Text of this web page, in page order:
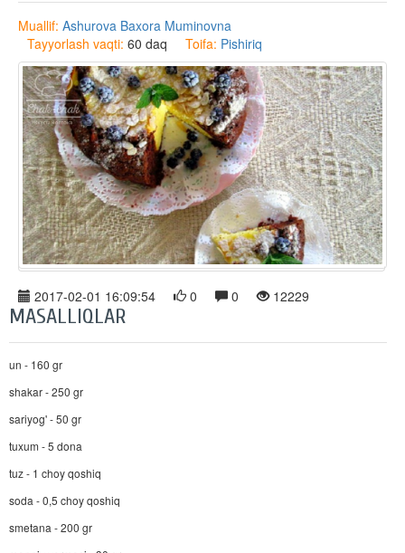
Muallif: Ashurova Baxora Muminovna
Tayyorlash vaqti: 60 daq Toifa: Pishiriq
2017-02-01 16:09:54 0 0 12229
MASALLIQLAR
un - 160 gr
shakar - 250 gr
sariyog' - 50 gr
tuxum - 5 dona
tuz - 1 choy qoshiq
soda - 0,5 choy qoshiq
smetana - 200 gr